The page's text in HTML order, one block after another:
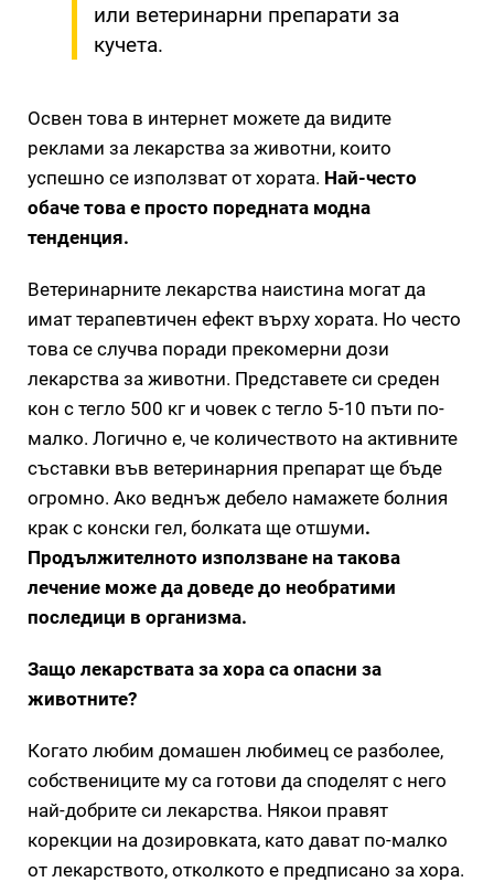
или ветеринарни препарати за
кучета.
Освен това в интернет можете да видите
реклами за лекарства за животни, които
успешно се използват от хората. Най-често
обаче това е просто поредната модна
тенденция.
Ветеринарните лекарства наистина могат да
имат терапевтичен ефект върху хората. Но често
това се случва поради прекомерни дози
лекарства за животни. Представете си среден
кон с тегло 500 кг и човек с тегло 5-10 пъти по-
малко. Логично е, че количеството на активните
съставки във ветеринарния препарат ще бъде
огромно. Ако веднъж дебело намажете болния
крак с конски гел, болката ще отшуми.
Продължителното използване на такова
лечение може да доведе до необратими
последици в организма.
Защо лекарствата за хора са опасни за
животните?
Когато любим домашен любимец се разболее,
собствениците му са готови да споделят с него
най-добрите си лекарства. Някои правят
корекции на дозировката, като дават по-малко
от лекарството, отколкото е предписано за хора.